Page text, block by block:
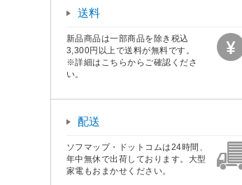
送料
新品商品は一部商品を除き税込
3,300円以上で送料が無料です。
※詳細はこちらからご確認くださ
い。
配送
ソフマップ・ドットコムは24時間、
年中無休で出荷しております。大型
家電もおまかせください。